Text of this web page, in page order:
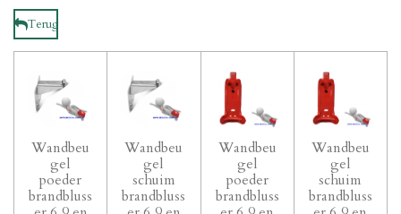
Terug
Wandbeu
gel
poeder
brandbluss
Wandbeu
gel
schuim
brandbluss
Wandbeu
gel
poeder
brandbluss
Wandbeu
gel
schuim
brandbluss